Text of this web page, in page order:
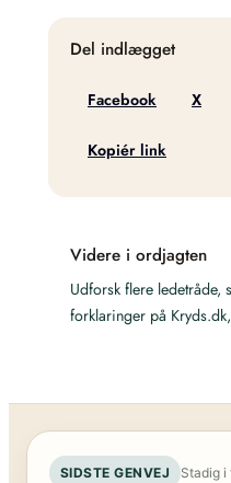
Del indlægget
Facebook X
Kopiér link
Videre i ordjagten
Udforsk flere ledetråde,
forklaringer på
SIDSTE GENVEJ Stadig i